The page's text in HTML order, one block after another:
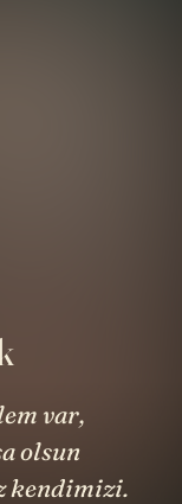
var,
olsun
kendimizi.